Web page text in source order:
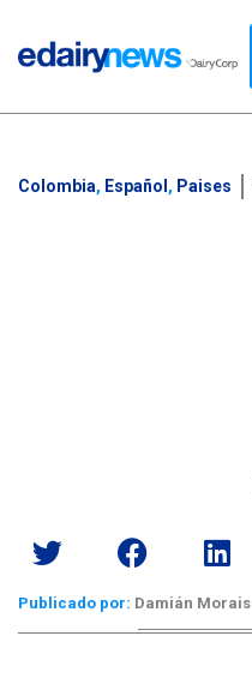
Colombia, Español , Paises
Publicado por: Damián Morais